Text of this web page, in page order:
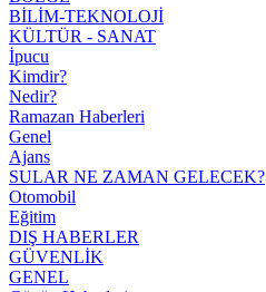
BİLİM-TEKNOLOJİ
KÜLTÜR - SANAT
İpucu
Kimdir?
Nedir?
Ramazan Haberleri
Genel
Ajans
SULAR NE ZAMAN GELECEK?
Otomobil
Eğitim
DIŞ HABERLER
GÜVENLİK
GENEL